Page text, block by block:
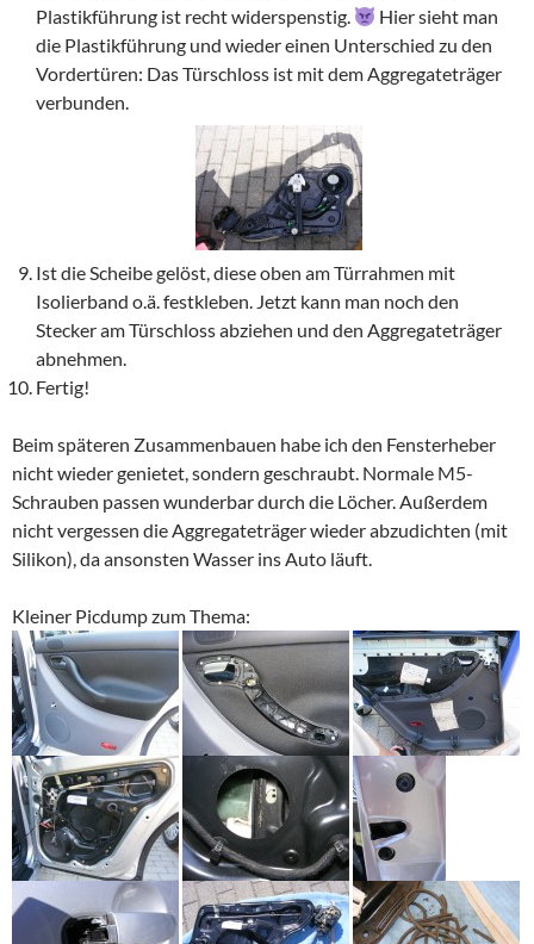
Plastikführung ist recht widerspenstig.
Hier sieht man
die Plastikführung und wieder einen Unterschied zu den
Vordertüren: Das Türschloss ist mit dem Aggregateträger
verbunden.
Ist die Scheibe gelöst, diese oben am Türrahmen mit
Isolierband o.ä. festkleben. Jetzt kann man noch den
Stecker am Türschloss abziehen und den Aggregateträger
abnehmen.
Fertig!
Beim späteren Zusammenbauen habe ich den Fensterheber
nicht wieder genietet, sondern geschraubt. Normale M5-
Schrauben passen wunderbar durch die Löcher. Außerdem
nicht vergessen die Aggregateträger wieder abzudichten (mit
Silikon), da ansonsten Wasser ins Auto läuft.
Kleiner Picdump zum Thema: